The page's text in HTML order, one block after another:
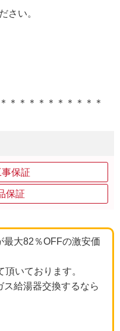
さい。
＊＊＊＊＊＊＊＊＊＊
保証
保証
最大82％OFFの激安価
いております。
給湯器交換するなら